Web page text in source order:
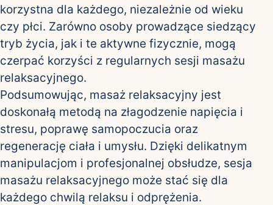
korzystna dla każdego, niezależnie od wieku
czy płci. Zarówno osoby prowadzące siedzący
tryb życia, jak i te aktywne fizycznie, mogą
czerpać korzyści z regularnych sesji masażu
relaksacyjnego.
Podsumowując, masaż relaksacyjny jest
doskonałą metodą na złagodzenie napięcia i
stresu, poprawę samopoczucia oraz
regenerację ciała i umysłu. Dzięki delikatnym
manipulacjom i profesjonalnej obsłudze, sesja
masażu relaksacyjnego może stać się dla
każdego chwilą relaksu i odprężenia.